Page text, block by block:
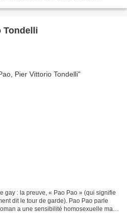
Tondelli
gay : la preuve, « Pao Pao » (qui signifie
dit le tour de garde). Pao Pao parle
a une sensibilité homosexuelle mais